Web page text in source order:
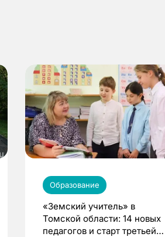
Образование
«Земский учитель» в
Томской области: 14 новых
педагогов и старт третьей